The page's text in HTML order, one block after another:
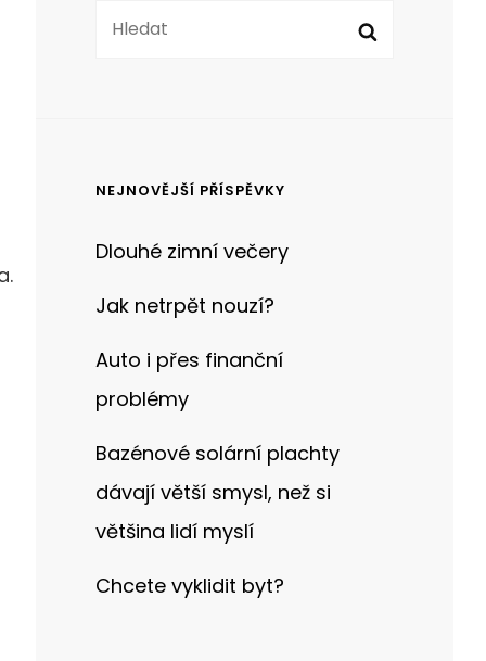
.
Search
NEJNOVĚJŠÍ PŘÍSPĚVKY
Dlouhé zimní večery
Jak netrpět nouzí?
Auto i přes finanční
problémy
Bazénové solární plachty
dávají větší smysl, než si
většina lidí myslí
Chcete vyklidit byt?